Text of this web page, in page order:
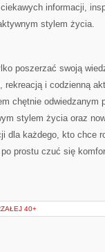
informacji,
stylem życia.
poszerzać swoją
rekreacją i codzienną
chętnie odwiedzanym
stylem życia oraz
dla każdego, kto chce
prostu czuć się
40+